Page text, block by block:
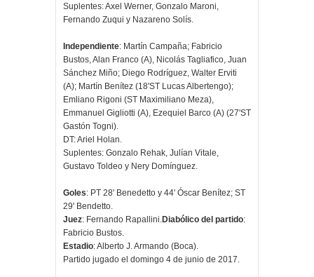
Suplentes: Axel Werner, Gonzalo Maroni,
Fernando Zuqui y Nazareno Solís.
Independiente: Martín Campaña; Fabricio
Bustos, Alan Franco (A), Nicolás Tagliafico, Juan
Sánchez Miño; Diego Rodríguez, Walter Erviti
(A); Martín Benítez (18'ST Lucas Albertengo);
Emliano Rigoni (ST Maximiliano Meza),
Emmanuel Gigliotti (A), Ezequiel Barco (A) (27'ST
Gastón Togni).
DT: Ariel Holan.
Suplentes: Gonzalo Rehak, Julían Vitale,
Gustavo Toldeo y Nery Domínguez.
Goles: PT 28' Benedetto y 44' Óscar Benítez; ST
29' Bendetto.
Juez: Fernando Rapallini. Diabólico del partido:
Fabricio Bustos.
Estadio: Alberto J. Armando (Boca).
Partido jugado el domingo 4 de junio de 2017.